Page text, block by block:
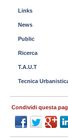
Links
News
Public
Ricerca
T.A.U.T
Tecnica
Condividi questa